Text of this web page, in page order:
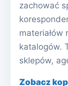
zachować
katalogów.
sklepów,
Zobacz